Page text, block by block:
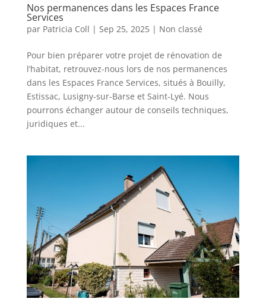
Nos permanences dans les Espaces France
Services
par Patricia Coll | Sep 25, 2025| Non classé
Pour bien préparer votre projet de rénovation de
l’habitat, retrouvez-nous lors de nos permanences
dans les Espaces France Services, situés à Bouilly,
Estissac, Lusigny-sur-Barse et Saint-Lyé. Nous
pourrons échanger autour de conseils techniques,
juridiques et...